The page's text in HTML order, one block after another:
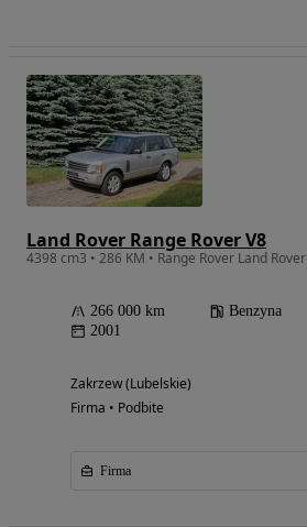
Land Rover Range Rover V8
4398 cm3 • 286 KM • Range Rover Land Rover
266 000 km Benzyna
2001
Zakrzew (Lubelskie)
Firma • Podbite
Firma